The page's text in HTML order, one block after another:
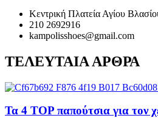
Κεντρική Πλατεία Αγίου
210 2692916
kampolisshoes@gmail.com
ΤΕΛΕΥΤΑΙΑ ΑΡΘΡΑ
Τα 4 TOP παπούτσια για τον